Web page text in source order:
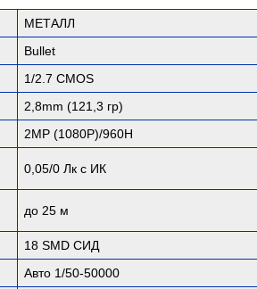
МЕТАЛЛ
Bullet
1/2.7 CMOS
2,8mm (121,3 гр)
2MP (1080P)/960H
0,05/0 Лк с ИК
до 25 м
18 SMD СИД
Авто 1/50-50000